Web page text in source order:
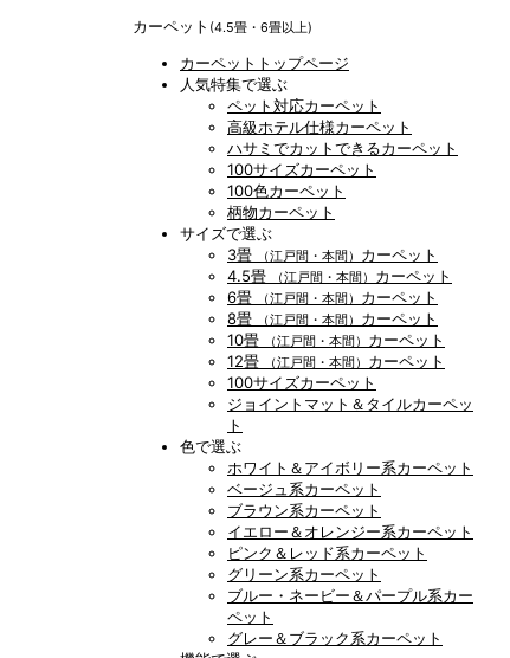
カーペット (4.5畳・6畳以上)
カーペットトップページ
人気特集で選ぶ
ペット対応カーペット
高級ホテル仕様カーペット
ハサミでカットできるカーペット
100サイズカーペット
100色カーペット
柄物カーペット
サイズで選ぶ
3畳
（江戸間・本間） カーペット
4.5畳
（江戸間・本間） カーペット
6畳
（江戸間・本間） カーペット
8畳
（江戸間・本間） カーペット
10畳
（江戸間・本間） カーペット
12畳
（江戸間・本間） カーペット
100サイズカーペット
ジョイントマット＆タイルカーペッ
ト
色で選ぶ
ホワイト＆アイボリー系カーペット
ベージュ系カーペット
ブラウン系カーペット
イエロー＆オレンジー系カーペット
ピンク＆レッド系カーペット
グリーン系カーペット
ブルー・ネービー＆パープル系カー
ペット
グレー＆ブラック系カーペット